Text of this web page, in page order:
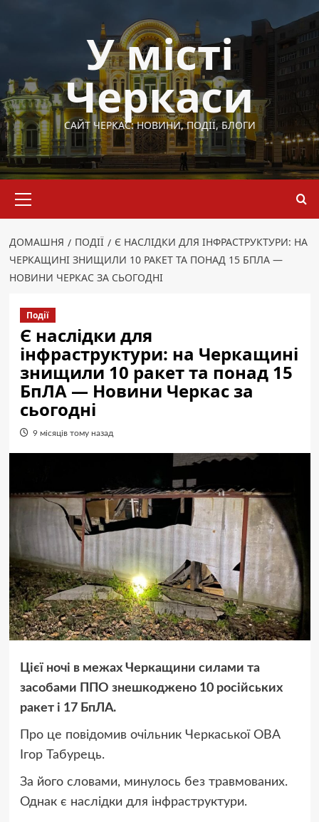
У місті
Черкаси
САЙТ ЧЕРКАС: НОВИНИ, ПОДІЇ, БЛОГИ
меню
ДОМАШНЯ ПОДІЇ
Є НАСЛІДКИ ДЛЯ ІНФРАСТРУКТУРИ: НА
ЧЕРКАЩИНІ ЗНИЩИЛИ 10 РАКЕТ ТА ПОНАД 15 БПЛА —
НОВИНИ ЧЕРКАС ЗА СЬОГОДНІ
Події
Є наслідки для
інфраструктури: на Черкащині
знищили 10 ракет та понад 15
БпЛА — Новини Черкас за
сьогодні
9 місяців тому назад
Цієї ночі в межах Черкащини силами та
засобами ППО знешкоджено 10 російських
ракет і 17 БпЛА.
Про це повідомив очільник Черкаської ОВА
Ігор Табурець.
За його словами, минулось без травмованих.
Однак є наслідки для інфраструктури.